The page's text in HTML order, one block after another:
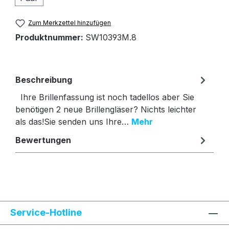
Zum Merkzettel hinzufügen
Produktnummer: SW10393M.8
Beschreibung
Ihre Brillenfassung ist noch tadellos aber Sie
benötigen 2 neue Brillengläser? Nichts leichter
als das!Sie senden uns Ihre… Mehr
Bewertungen
Service-Hotline
Text vergrößern Hochkontrastmodus